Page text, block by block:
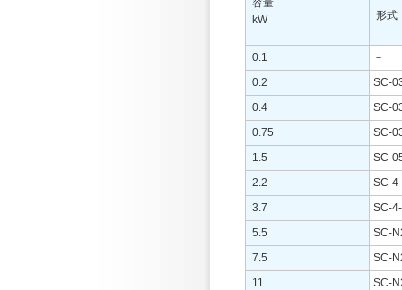
kW
形式
0.1
－
0.2
SC-
0.4
SC-
0.75
SC-
1.5
SC-
2.2
SC-
3.7
SC-
5.5
SC-
7.5
SC-
11
SC-